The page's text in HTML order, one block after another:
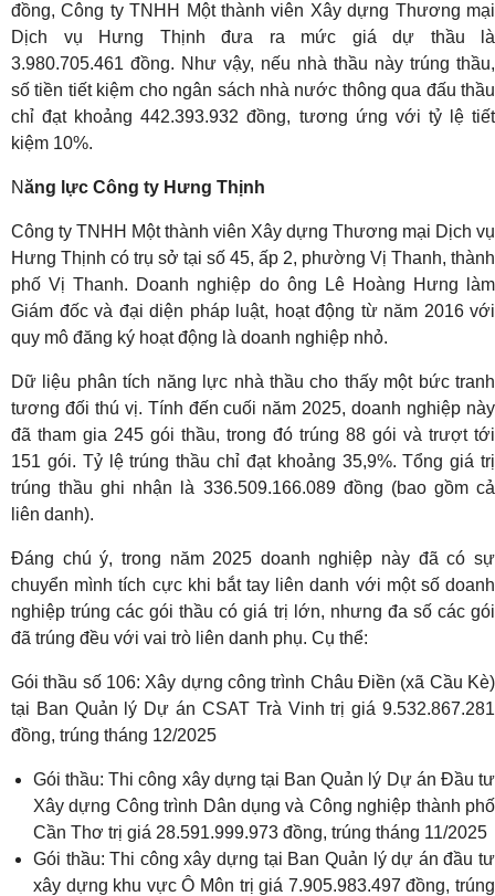
đồng, Công ty TNHH Một thành viên Xây dựng Thương mại
Dịch vụ Hưng Thịnh đưa ra mức giá dự thầu là
3.980.705.461 đồng. Như vậy, nếu nhà thầu này trúng thầu,
số tiền tiết kiệm cho ngân sách nhà nước thông qua đấu thầu
chỉ đạt khoảng 442.393.932 đồng, tương ứng với tỷ lệ tiết
kiệm 10%.
Năng lực Công ty Hưng Thịnh
Công ty TNHH Một thành viên Xây dựng Thương mại Dịch vụ
Hưng Thịnh có trụ sở tại số 45, ấp 2, phường Vị Thanh, thành
phố Vị Thanh. Doanh nghiệp do ông Lê Hoàng Hưng làm
Giám đốc và đại diện pháp luật, hoạt động từ năm 2016 với
quy mô đăng ký hoạt động là doanh nghiệp nhỏ.
Dữ liệu phân tích năng lực nhà thầu cho thấy một bức tranh
tương đối thú vị. Tính đến cuối năm 2025, doanh nghiệp này
đã tham gia 245 gói thầu, trong đó trúng 88 gói và trượt tới
151 gói. Tỷ lệ trúng thầu chỉ đạt khoảng 35,9%. Tổng giá trị
trúng thầu ghi nhận là 336.509.166.089 đồng (bao gồm cả
liên danh).
Đáng chú ý, trong năm 2025 doanh nghiệp này đã có sự
chuyển mình tích cực khi bắt tay liên danh với một số doanh
nghiệp trúng các gói thầu có giá trị lớn, nhưng đa số các gói
đã trúng đều với vai trò liên danh phụ. Cụ thể:
Gói thầu số 106: Xây dựng công trình Châu Điền (xã Cầu Kè)
tại Ban Quản lý Dự án CSAT Trà Vinh trị giá 9.532.867.281
đồng, trúng tháng 12/2025
Gói thầu: Thi công xây dựng tại Ban Quản lý Dự án Đầu tư
Xây dựng Công trình Dân dụng và Công nghiệp thành phố
Cần Thơ trị giá 28.591.999.973 đồng, trúng tháng 11/2025
Gói thầu: Thi công xây dựng tại Ban Quản lý dự án đầu tư
xây dựng khu vực Ô Môn trị giá 7.905.983.497 đồng, trúng